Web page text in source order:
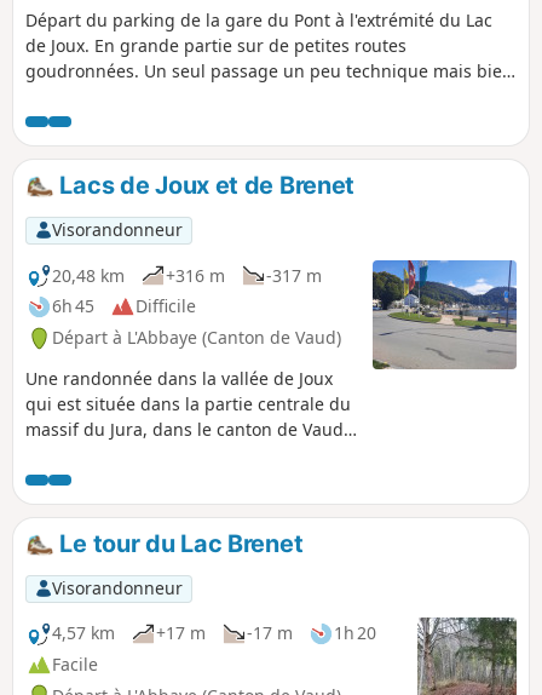
Départ du parking de la gare du Pont à l'extrémité du Lac
de Joux. En grande partie sur de petites routes
goudronnées. Un seul passage un peu technique mais bien
Lacs de Joux et de Brenet
Visorandonneur
20,48 km
+316 m
-317 m
6h 45
Difficile
Départ à L'Abbaye (Canton de Vaud)
Une randonnée dans la vallée de Joux
qui est située dans la partie centrale du
massif du Jura, dans le canton de Vaud
Lac de Joux, qui est le plus grand plan
d’eau du massif jurassien et remplit le
fond de la vallée de Joux et le Lac
Brenet, beaucoup plus petit, situé au
Nord-Est.
Le tour du Lac Brenet
Visorandonneur
4,57 km
+17 m -17 m
1h 20
Facile